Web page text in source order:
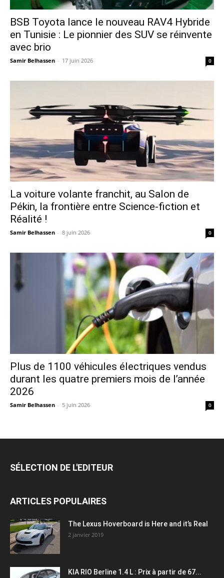
​BSB Toyota lance le nouveau RAV4 Hybride
en Tunisie : Le pionnier des SUV se réinvente
avec brio
Samir Belhassen - 17 juin 2026 0
La voiture volante franchit, au Salon de
Pékin, la frontière entre Science-fiction et
Réalité !
Samir Belhassen - 8 juin 2026 0
Plus de 1100 véhicules électriques vendus
durant les quatre premiers mois de l’année
2026
Samir Belhassen - 5 juin 2026 0
SÉLECTION DE L'EDITEUR
ARTICLES POPULAIRES
The Lexus Hoverboard is Here and it’s Real
2 janvier 2019
KIA RIO Berline 1.4 L : Prix à partir de 67...